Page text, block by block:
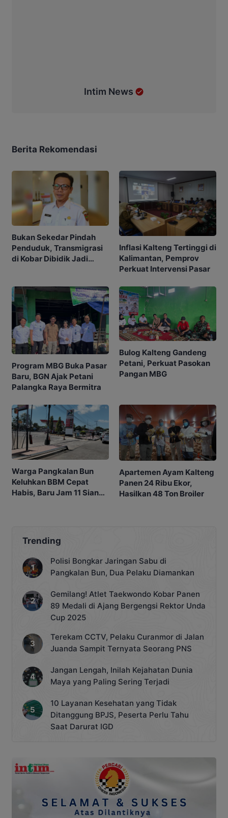
Intim News
Berita Rekomendasi
Bukan Sekedar Pindah
Penduduk, Transmigrasi
di Kobar Dibidik Jadi
Inflasi Kalteng Tertinggi di
Kalimantan, Pemprov
Perkuat Intervensi Pasar
Program MBG Buka Pasar
Baru, BGN Ajak Petani
Palangka Raya Bermitra
Bulog Kalteng Gandeng
Petani, Perkuat Pasokan
Pangan MBG
Warga Pangkalan Bun
Keluhkan BBM Cepat
Habis, Baru Jam 11 Siang
Apartemen Ayam Kalteng
Panen 24 Ribu Ekor,
Hasilkan 48 Ton Broiler
Trending
Polisi Bongkar Jaringan Sabu di
Pangkalan Bun, Dua Pelaku Diamankan
Gemilang! Atlet Taekwondo Kobar Panen
89 Medali di Ajang Bergengsi Rektor Unda
Cup 2025
Terekam CCTV, Pelaku Curanmor di Jalan
Juanda Sampit Ternyata Seorang PNS
Jangan Lengah, Inilah Kejahatan Dunia
Maya yang Paling Sering Terjadi
10 Layanan Kesehatan yang Tidak
Ditanggung BPJS, Peserta Perlu Tahu
Saat Darurat IGD